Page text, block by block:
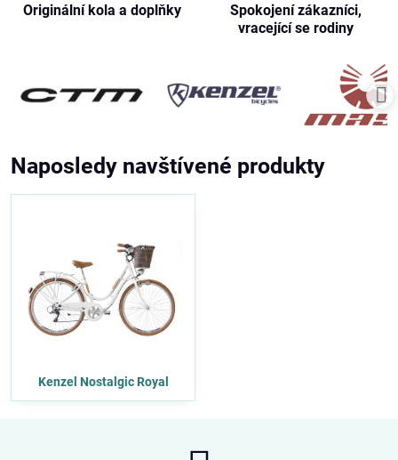
Originální kola a doplňky
Spokojení zákazníci,
vracející se rodiny
Naposledy navštívené produkty
Kenzel Nostalgic Royal